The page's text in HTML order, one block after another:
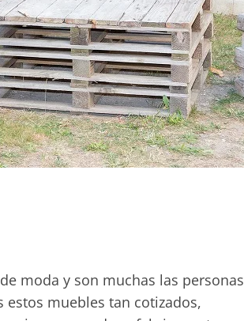
moda y son muchas las personas
muebles tan cotizados,